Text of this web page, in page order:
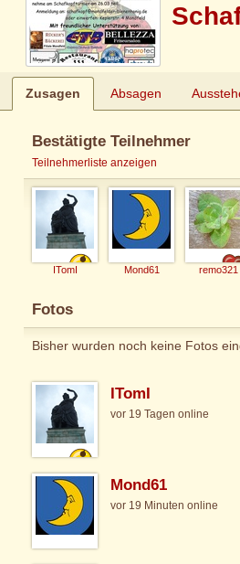
Zusagen Absagen
Bestätigte Teilnehmer
Teilnehmerliste anzeigen
ITomI Mond61 remo321
Fotos
Bisher wurden noch keine Fotos
ITomI
vor 19 Tagen online
Mond61
vor 19 Minuten online